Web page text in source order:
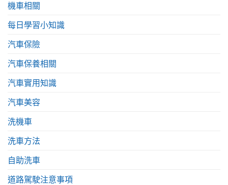
機車相關
每日學習小知識
汽車保險
汽車保養相關
汽車實用知識
汽車美容
洗機車
洗車方法
自助洗車
道路駕駛注意事項